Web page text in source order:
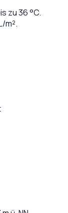
zu 36 °C.
m².